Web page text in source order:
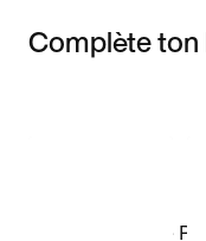
Complète